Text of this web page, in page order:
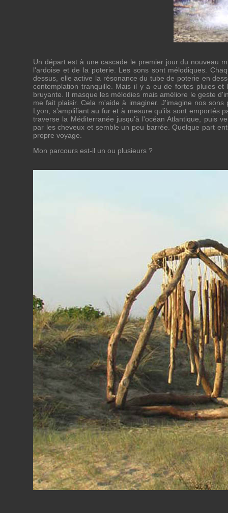
Un départ est à une cascade le premier jour du nouveau
l'ardoise et de la poterie. Les sons sont mélodiques.
dessus, elle active la résonance du tube de poterie en
contemplation tranquille. Mais il y a eu de fortes pluies
bruyante. Il masque les mélodies mais améliore le geste
me fait plaisir. Cela m'aide à imaginer. J'imagine nos
Lyon, s'amplifiant au fur et à mesure qu'ils sont emportés
traverse la Méditerranée jusqu'à l'océan Atlantique, puis
par les cheveux et semble un peu barrée. Quelque part
propre voyage.
Mon parcours est-il un ou plusieurs ?